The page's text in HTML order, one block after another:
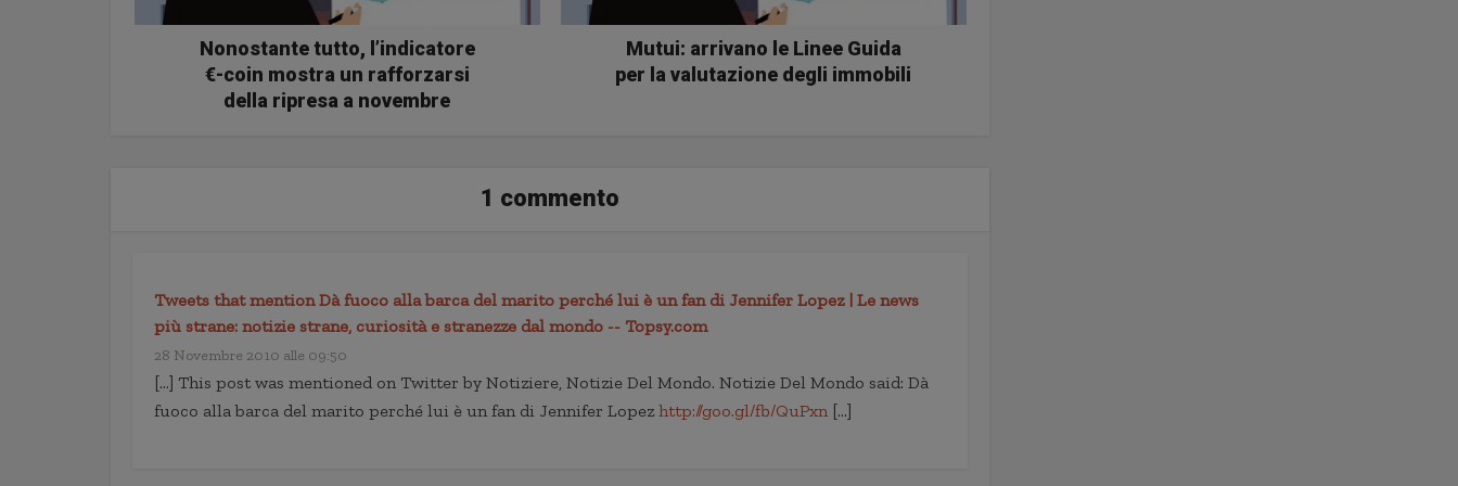
Nonostante tutto, l’indicatore
€-coin mostra un rafforzarsi
della ripresa a novembre
Mutui: arrivano le Linee Guida
per la valutazione degli immobili
1 commento
Tweets that mention Dà fuoco alla barca del marito perché lui è un fan di Jennifer Lopez | Le news
più strane: notizie strane, curiosità e stranezze dal mondo -- Topsy.com
28 Novembre 2010 alle 09:50
[…] This post was mentioned on Twitter by Notiziere, Notizie Del Mondo. Notizie Del Mondo said: Dà
fuoco alla barca del marito perché lui è un fan di Jennifer Lopezhttp://goo.gl/fb/QuPxn […]